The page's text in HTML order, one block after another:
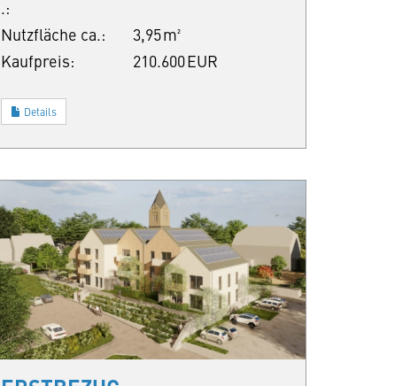
.:
Nutzfläche ca.:
3,95 m²
Kaufpreis:
210.600 EUR
Details